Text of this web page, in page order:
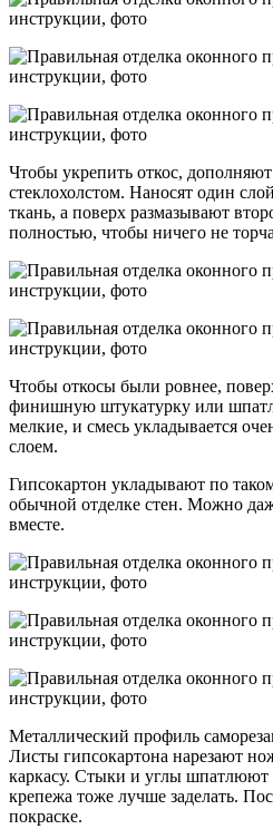
Чтобы укрепить откос,
стеклохолстом. Наносят один
ткань, а поверх размазывают
полностью, чтобы ничего не
Чтобы откосы были ровнее,
финишную штукатурку или
мелкие, и смесь укладывается
слоем.
Гипсокартон укладывают по
обычной отделке стен. Можно
вместе.
Металлический профиль
Листы гипсокартона нарезают
каркасу. Стыки и углы шпатлюют
крепежа тоже лучше заделать.
покраске.